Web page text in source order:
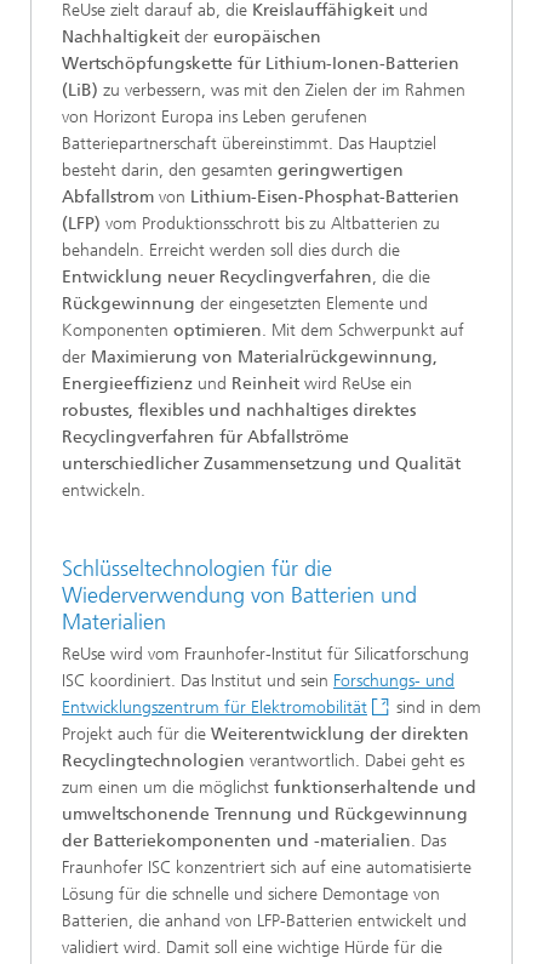
ReUse zielt darauf ab, die Kreislauffähigkeit und
Nachhaltigkeit der europäischen
Wertschöpfungskette für Lithium-Ionen-Batterien
(LiB) zu verbessern, was mit den Zielen der im Rahmen
von Horizont Europa ins Leben gerufenen
Batteriepartnerschaft übereinstimmt. Das Hauptziel
besteht darin, den gesamten geringwertigen
Abfallstrom von Lithium-Eisen-Phosphat-Batterien
(LFP) vom Produktionsschrott bis zu Altbatterien zu
behandeln. Erreicht werden soll dies durch die
Entwicklung neuer Recyclingverfahren, die die
Rückgewinnung der eingesetzten Elemente und
Komponenten optimieren. Mit dem Schwerpunkt auf
der Maximierung von Materialrückgewinnung,
Energieeffizienz und Reinheit wird ReUse ein
robustes, flexibles und nachhaltiges direktes
Recyclingverfahren für Abfallströme
unterschiedlicher Zusammensetzung und Qualität
entwickeln.
Schlüsseltechnologien für die
Wiederverwendung von Batterien und
Materialien
ReUse wird vom Fraunhofer-Institut für Silicatforschung
ISC koordiniert. Das Institut und sein Forschungs- und
Entwicklungszentrum für Elektromobilität
sind in dem
Projekt auch für die Weiterentwicklung der direkten
Recyclingtechnologien verantwortlich. Dabei geht es
zum einen um die möglichst funktionserhaltende und
umweltschonende Trennung und Rückgewinnung
der Batteriekomponenten und -materialien. Das
Fraunhofer ISC konzentriert sich auf eine automatisierte
Lösung für die schnelle und sichere Demontage von
Batterien, die anhand von LFP-Batterien entwickelt und
validiert wird. Damit soll eine wichtige Hürde für die